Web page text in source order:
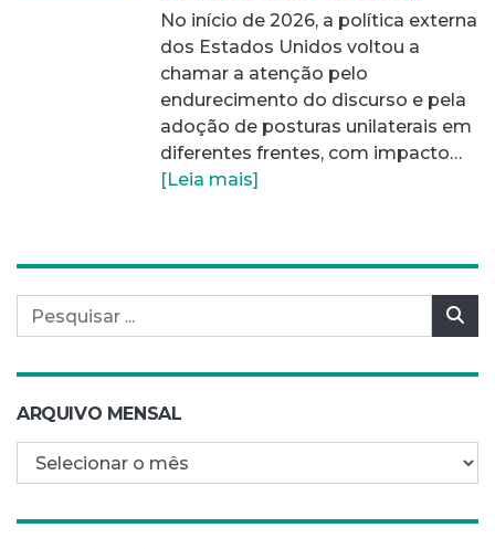
No início de 2026, a política externa
dos Estados Unidos voltou a
chamar a atenção pelo
endurecimento do discurso e pela
adoção de posturas unilaterais em
diferentes frentes, com impacto…
[Leia mais]
Pesquisar por:
ARQUIVO MENSAL
Arquivo mensal